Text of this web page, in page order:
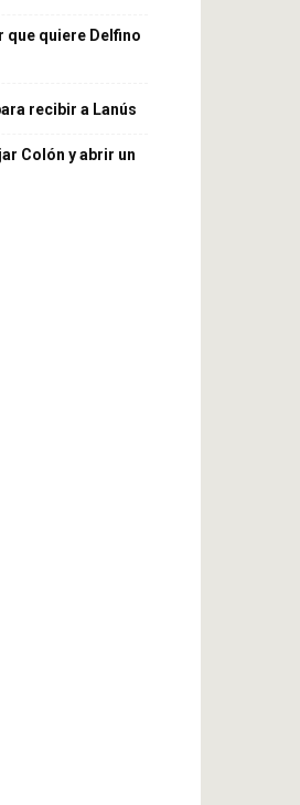
que quiere Delfino
recibir a Lanús
Colón y abrir un